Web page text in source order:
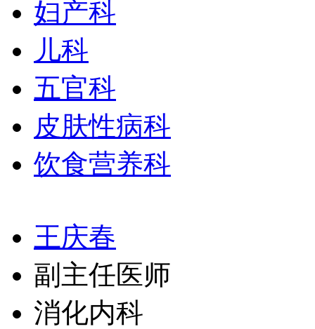
妇产科
儿科
五官科
皮肤性病科
饮食营养科
王庆春
副主任医师
消化内科